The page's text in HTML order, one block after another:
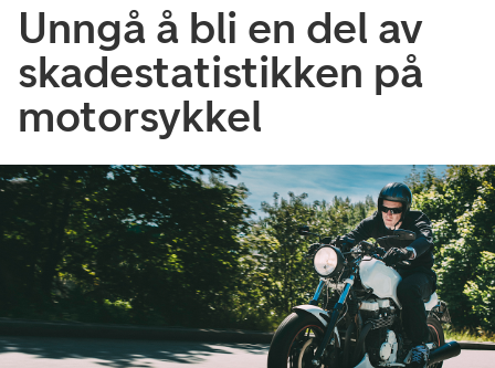
Unngå å bli en del av
skadestatistikken på
motorsykkel